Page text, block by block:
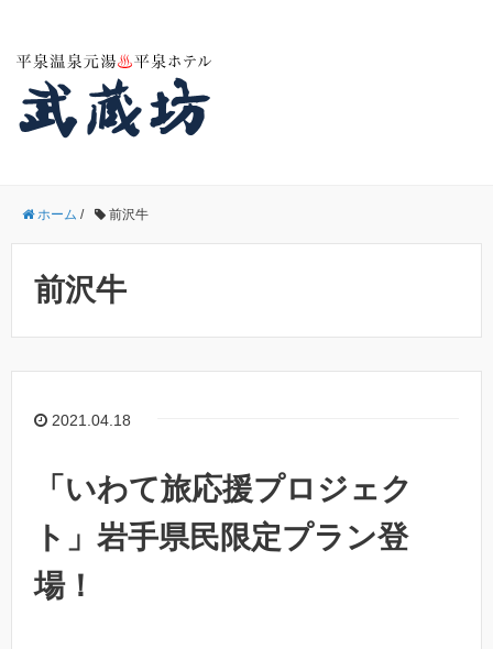
ホーム / 前沢牛
前沢牛
2021.04.18
「いわて旅応援プロジェク
ト」岩手県民限定プラン登
場！